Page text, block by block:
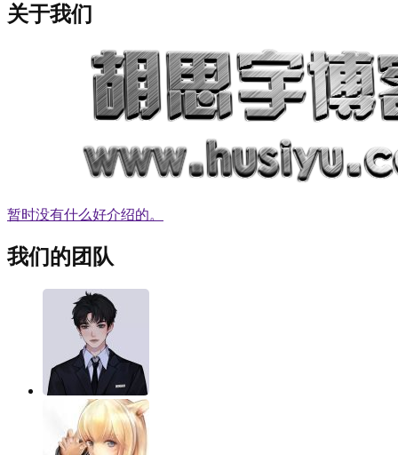
关于我们
暂时没有什么好介绍的。
我们的团队